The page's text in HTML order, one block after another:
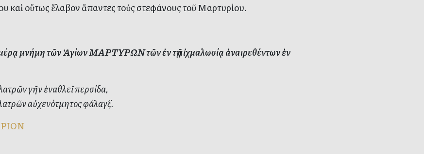
καὶ οὕτως ἔλαβον ἅπαντες τοὺς στεφάνους τοῦ Μαρτυρίου.
μνήμη τῶν Ἁγίων ΜΑΡΤΥΡΩΝ τῶν ἐν τῇ αἰχμαλωσίᾳ ἀναιρεθέντων ἐν
γῆν ἐναθλεῖ περσίδα,
αὐχενότμητος φάλαγξ.